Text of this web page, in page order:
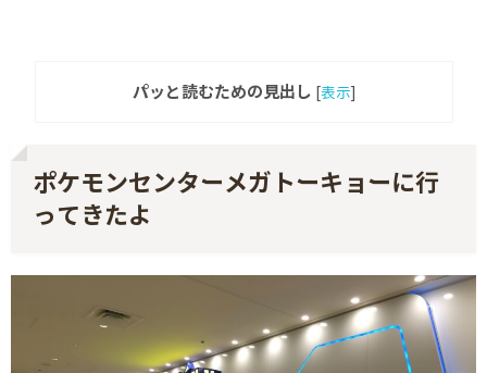
パッと読むための見出し [表示]
ポケモンセンターメガトーキョーに行
ってきたよ